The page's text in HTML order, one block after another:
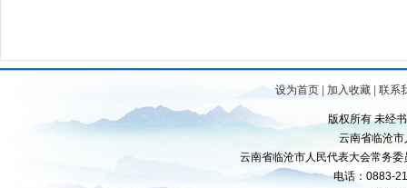
设为首页 加入收藏 联系
版权所有 未经
云南省临沧
云南省临沧市人民代表大会常务
电话：0883-